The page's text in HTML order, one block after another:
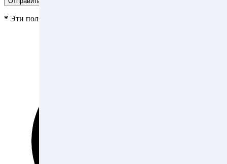
* Эти поля являются обязательными.